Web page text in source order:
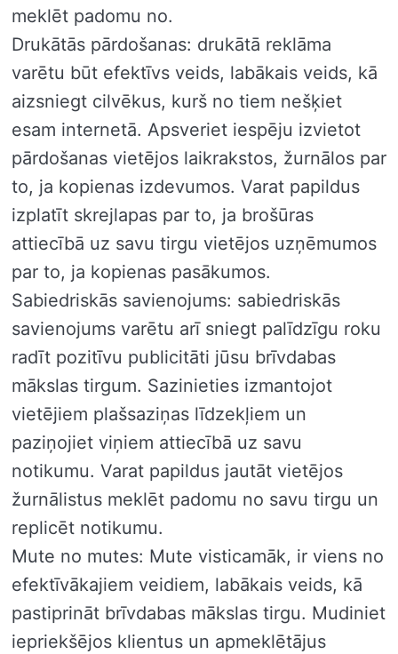
meklēt padomu no.
Drukātās pārdošanas: drukātā reklāma
varētu būt efektīvs veids, labākais veids, kā
aizsniegt cilvēkus, kurš no tiem nešķiet
esam internetā. Apsveriet iespēju izvietot
pārdošanas vietējos laikrakstos, žurnālos par
to, ja kopienas izdevumos. Varat papildus
izplatīt skrejlapas par to, ja brošūras
attiecībā uz savu tirgu vietējos uzņēmumos
par to, ja kopienas pasākumos.
Sabiedriskās savienojums: sabiedriskās
savienojums varētu arī sniegt palīdzīgu roku
radīt pozitīvu publicitāti jūsu brīvdabas
mākslas tirgum. Sazinieties izmantojot
vietējiem plašsaziņas līdzekļiem un
paziņojiet viņiem attiecībā uz savu
notikumu. Varat papildus jautāt vietējos
žurnālistus meklēt padomu no savu tirgu un
replicēt notikumu.
Mute no mutes: Mute visticamāk, ir viens no
efektīvākajiem veidiem, labākais veids, kā
pastiprināt brīvdabas mākslas tirgu. Mudiniet
iepriekšējos klientus un apmeklētājus